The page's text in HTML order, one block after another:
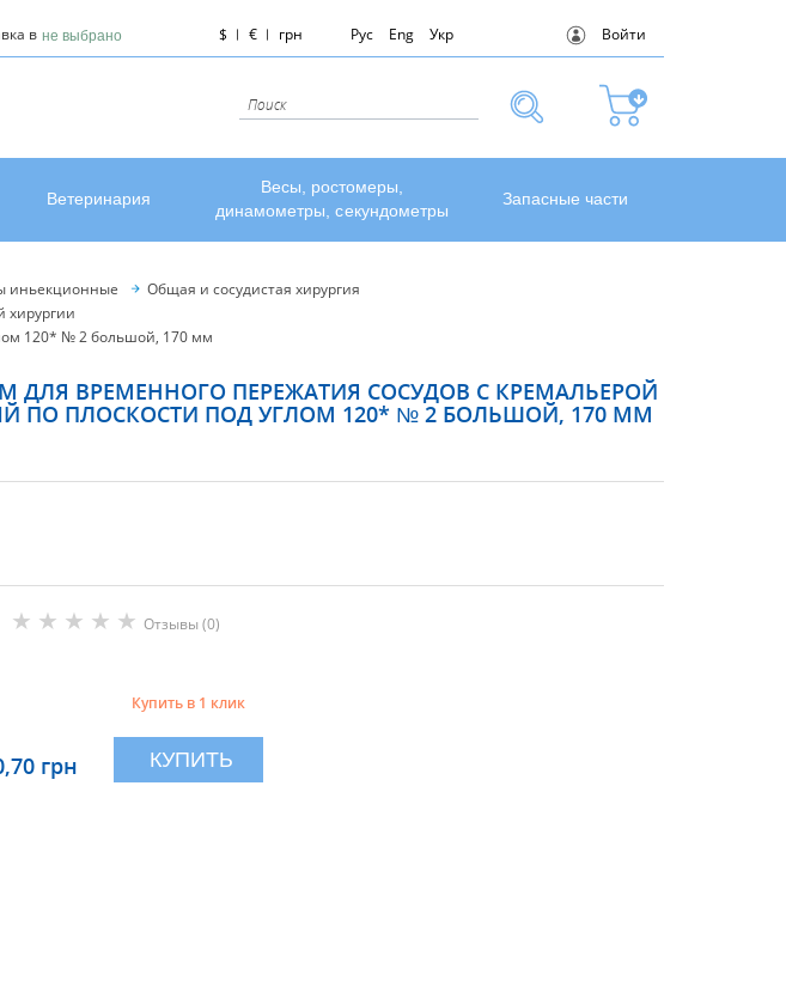
в не выбрано $ € грн Рус Eng Укр Войти
Ветеринария
Весы, ростомеры,
динамометры, секундометры
Запасные части
иньекционные
Общая и сосудистая хирургия
хирургии
120* № 2 большой, 170 мм
ДЛЯ ВРЕМЕННОГО ПЕРЕЖАТИЯ СОСУДОВ С КРЕМАЛЬЕРОЙ
ПО ПЛОСКОСТИ ПОД УГЛОМ 120* № 2 БОЛЬШОЙ, 170 ММ
★ ★ ★ ★ ★ Отзывы (0)
грн
Купить в 1 клик
КУПИТЬ